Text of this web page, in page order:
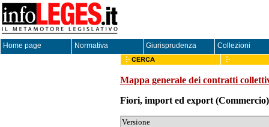
Home page Normativa Giurisprudenza Collezioni
Mappa generale dei contratti
Fiori, import ed export (Commercio)
Versione